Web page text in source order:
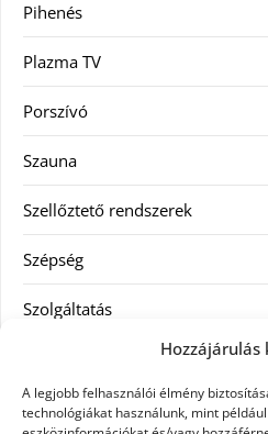
Hozzájárulás
A legjobb felhasználói élmény
technológiákat használunk, mint
Pihenés
Plazma TV
Porszívó
Szauna
Szellőztető rendszerek
Szépség
Szolgáltatás
Televízió